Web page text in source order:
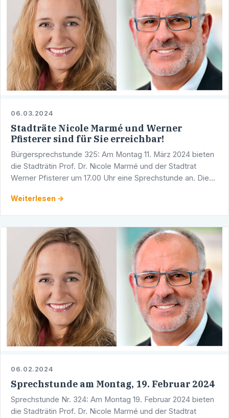
06.03.2024
Stadträte Nicole Marmé und Werner
Pfisterer sind für Sie erreichbar!
Bürgersprechstunde 325: Am Montag 11. März 2024 bieten
die Stadträtin Prof. Dr. Nicole Marmé und der Stadtrat
Werner Pfisterer um 17.00 Uhr eine Sprechstunde an. Diese
Weiterlesen →
06.02.2024
Sprechstunde am Montag, 19. Februar 2024
Sprechstunde Nr. 324: Am Montag 19. Februar 2024 bieten
die Stadträtin Prof. Dr. Nicole Marmé und der Stadtrat